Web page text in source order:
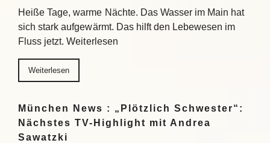
Heiße Tage, warme Nächte. Das Wasser im Main hat
sich stark aufgewärmt. Das hilft den Lebewesen im
Fluss jetzt. Weiterlesen
Weiterlesen
München News : „Plötzlich Schwester“:
Nächstes TV-Highlight mit Andrea
Sawatzki